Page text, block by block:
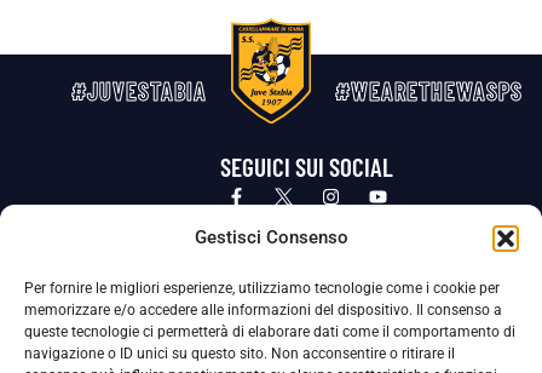
Gestisci Consenso
Per fornire le migliori esperienze, utilizziamo tecnologie come i cookie per
memorizzare e/o accedere alle informazioni del dispositivo. Il consenso a
queste tecnologie ci permetterà di elaborare dati come il comportamento di
navigazione o ID unici su questo sito. Non acconsentire o ritirare il
#JUVESTABIA #WEARETHEWASPS
SEGUICI SUI SOCIAL
Privacy Policy Cookie Policy
La Società ha nominato il Responsabile della Protezione dei Dati Personali (DPO), figura specializzata che vigila sulle modalità
adottate dalla nostra Società per tutelare i Suoi dati personali.
Per contattare il DPO può scrivere a